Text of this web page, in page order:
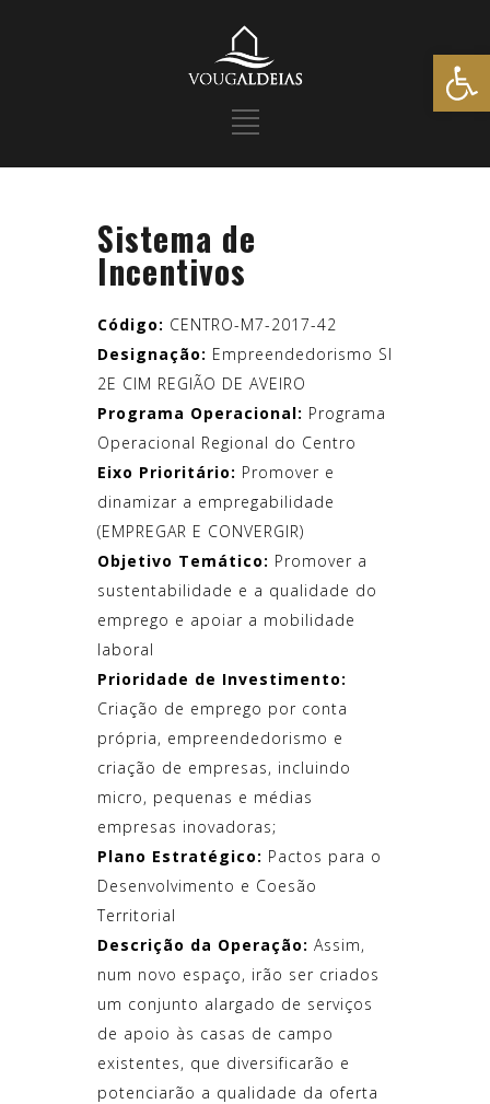
Sistema de
Incentivos
Código: CENTRO-M7-2017-42
Designação: Empreendedorismo SI
2E CIM REGIÃO DE AVEIRO
Programa Operacional: Programa
Operacional Regional do Centro
Eixo Prioritário: Promover e
dinamizar a empregabilidade
(EMPREGAR E CONVERGIR)
Objetivo Temático: Promover a
sustentabilidade e a qualidade do
emprego e apoiar a mobilidade
laboral
Prioridade de Investimento:
Criação de emprego por conta
própria, empreendedorismo e
criação de empresas, incluindo
micro, pequenas e médias
empresas inovadoras;
Plano Estratégico: Pactos para o
Desenvolvimento e Coesão
Territorial
Descrição da Operação: Assim,
num novo espaço, irão ser criados
um conjunto alargado de serviços
de apoio às casas de campo
existentes, que diversificarão e
potenciarão a qualidade da oferta